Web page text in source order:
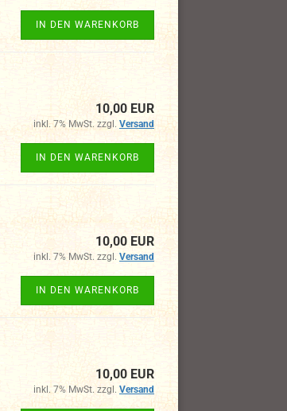
IN DEN WARENKORB
10,00 EUR
inkl. 7% MwSt. zzgl. Versand
IN DEN WARENKORB
10,00 EUR
inkl. 7% MwSt. zzgl. Versand
IN DEN WARENKORB
10,00 EUR
inkl. 7% MwSt. zzgl. Versand